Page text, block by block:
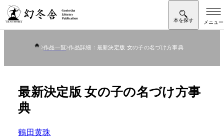
作品一覧 作品詳細：最新決定版 女の子の名づけ方事典
最新決定版 女の子の名づけ方事
典
鶴田黄珠